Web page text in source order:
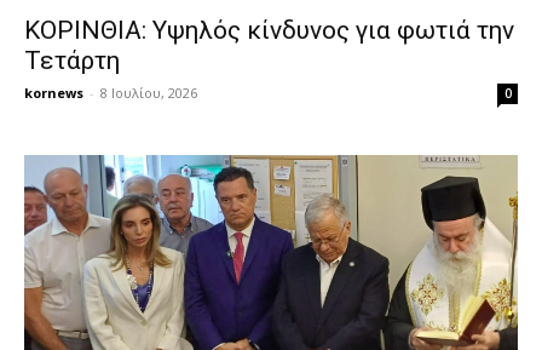
ΚΟΡΙΝΘΙΑ: Υψηλός κίνδυνος για φωτιά την
Τετάρτη
kornews - 8 Ιουλίου, 2026 0